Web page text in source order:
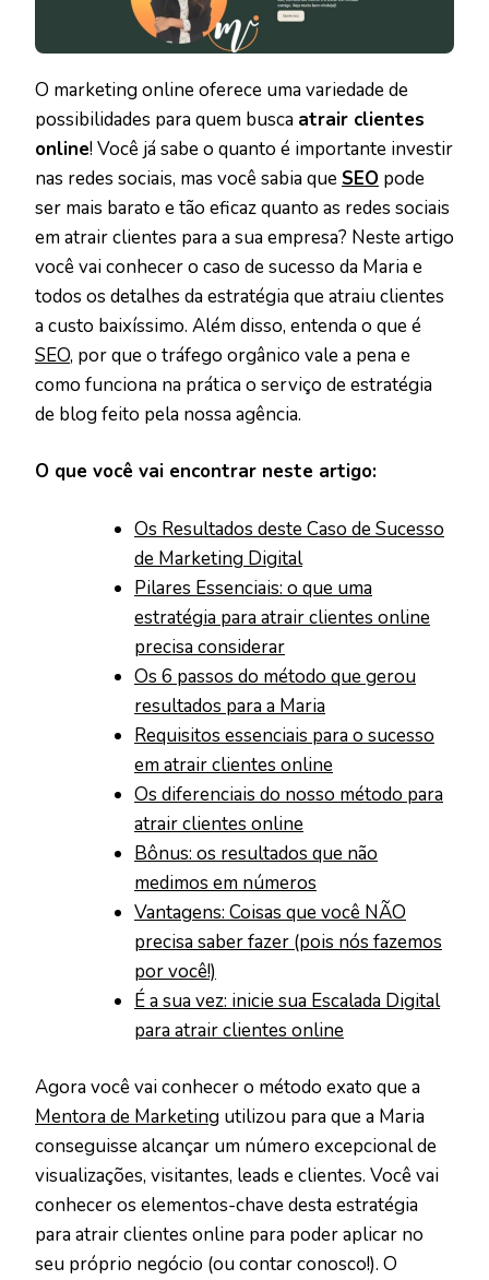
O marketing online oferece uma variedade de
possibilidades para quem busca atrair clientes
online! Você já sabe o quanto é importante investir
nas redes sociais, mas você sabia que SEO pode
ser mais barato e tão eficaz quanto as redes sociais
em atrair clientes para a sua empresa? Neste artigo
você vai conhecer o caso de sucesso da Maria e
todos os detalhes da estratégia que atraiu clientes
a custo baixíssimo. Além disso, entenda o que é
SEO, por que o tráfego orgânico vale a pena e
como funciona na prática o serviço de estratégia
de blog feito pela nossa agência.
O que você vai encontrar neste artigo:
Os Resultados deste Caso de Sucesso
de Marketing Digital
Pilares Essenciais: o que uma
estratégia para atrair clientes online
precisa considerar
Os 6 passos do método que gerou
resultados para a Maria
Requisitos essenciais para o sucesso
em atrair clientes online
Os diferenciais do nosso método para
atrair clientes online
Bônus: os resultados que não
medimos em números
Vantagens: Coisas que você NÃO
precisa saber fazer (pois nós fazemos
por você!)
É a sua vez: inicie sua Escalada Digital
para atrair clientes online
Agora você vai conhecer o método exato que a
Mentora de Marketing utilizou para que a Maria
conseguisse alcançar um número excepcional de
visualizações, visitantes, leads e clientes. Você vai
conhecer os elementos-chave desta estratégia
para atrair clientes online para poder aplicar no
seu próprio negócio (ou contar conosco!). O